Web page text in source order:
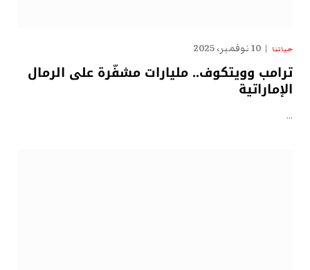
حياتنا 10 نوفمبر، 2025
ترامب وويتكوف.. مليارات مشفّرة على الرمال
الإماراتية
…